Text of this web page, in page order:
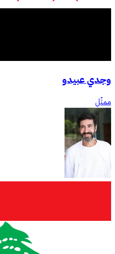
وجدي عبيدو
ممثّل